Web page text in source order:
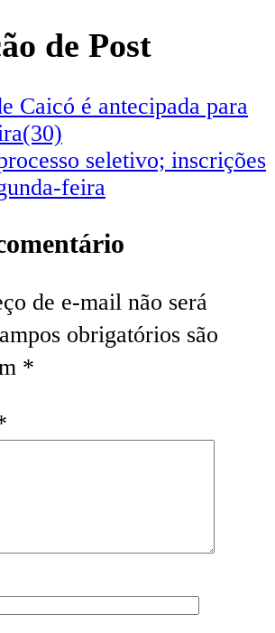
de Post
Caicó é antecipada para
seletivo; inscrições
feira
de e-mail não será
obrigatórios são
*